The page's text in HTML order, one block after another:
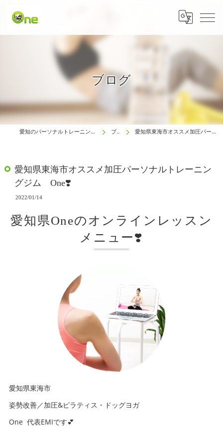
ブログ
愛知のパーソナルトレーニングは生涯動ける体研究所 One ブログ 愛知県東海市オススメ加圧パーソナルトレーニングジム One❣️
愛知県東海市オススメ加圧パーソナルトレーニン
グジム One❣️
2022/01/14
愛知県Oneのオンラインレッスン
メニュー❣️
愛知県東海市
姿勢改善／加圧&ピラティス・ドッグヨガ
One 代表EMIです💕